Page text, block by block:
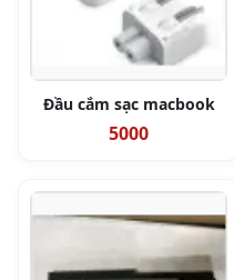
Đầu cắm sạc macbook
5000